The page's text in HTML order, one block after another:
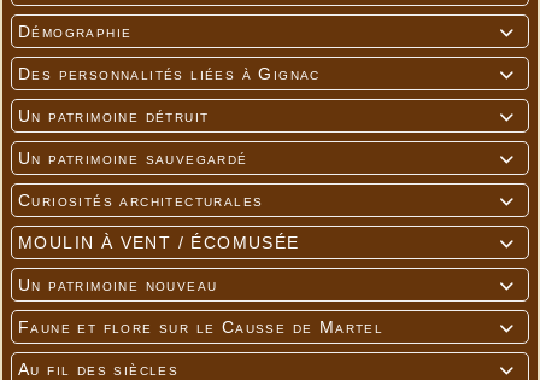

Démographie

Des personnalités liées à Gignac

Un patrimoine détruit

Un patrimoine sauvegardé

Curiosités architecturales

MOULIN À VENT / ÉCOMUSÉE

Un patrimoine nouveau

Faune et flore sur le Causse de Martel

Au fil des siècles